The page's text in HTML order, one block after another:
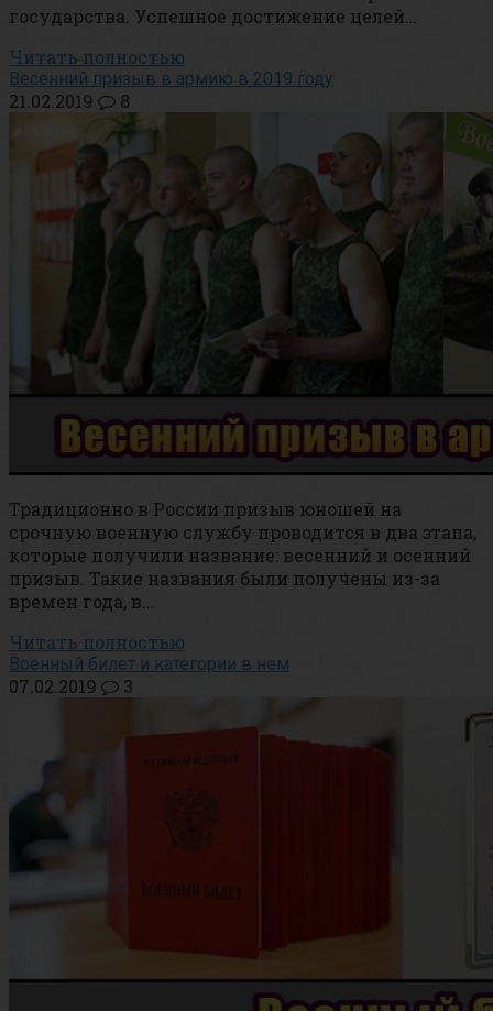
государства. Успешное достижение целей…
Читать полностью
Весенний призыв в армию в 2019 году
21.02.2019 8
Традиционно в России призыв юношей на
срочную военную службу проводится в два этапа,
которые получили название: весенний и осенний
призыв. Такие названия были получены из-за
времен года, в…
Читать полностью
Военный билет и категории в нем
07.02.2019 3